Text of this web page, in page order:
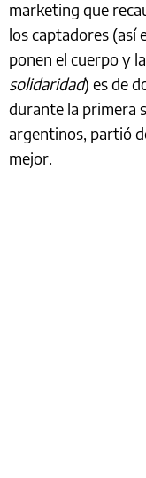
marketing que
los captadores (así
ponen el cuerpo y
solidaridad) es de
durante la primera
argentinos, partió
mejor.